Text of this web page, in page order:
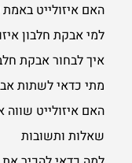
האם איזולייט
למי אבקת חלבון
איך לבחור אבקת
מתי כדאי לשתות
האם איזולייט
שאלות ותשובות